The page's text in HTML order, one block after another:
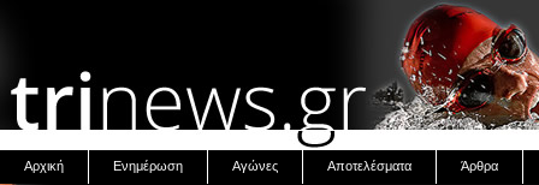
Αρχική Ενημέρωση Αγώνες Αποτελέσματα Άρθρα